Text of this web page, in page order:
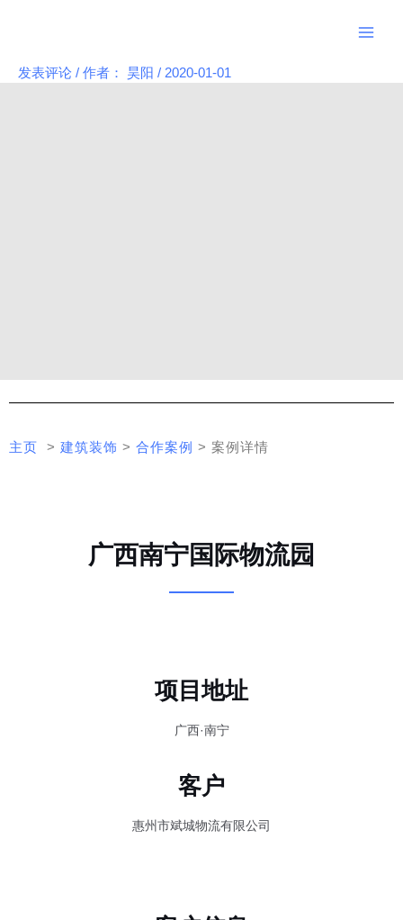
容
发表评论 / 作者： 昊阳 / 2020-01-01
主页 > 建筑装饰 > 合作案例 > 案例详情
广西南宁国际物流园
项目地址
广西·南宁
客户
惠州市斌城物流有限公司
Post